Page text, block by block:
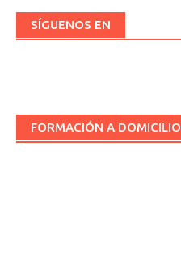
SÍGUENOS EN
FORMACIÓN A DOMICILIO